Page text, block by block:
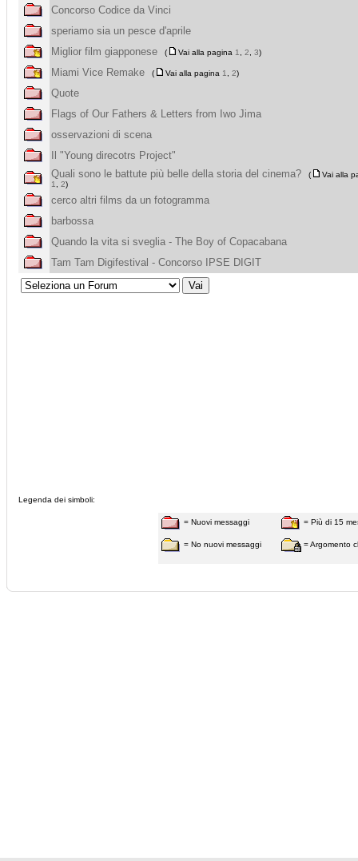
Concorso Codice da Vinci
speriamo sia un pesce d'aprile
Miglior film giapponese
( Vai alla pagina 1 2 3)
Miami Vice Remake ( Vai alla pagina 1 2)
Quote
Flags of Our Fathers & Letters from Iwo Jima
osservazioni di scena
Il "Young direcotrs Project"
Quali sono le battute più belle della storia del cinema?
(
Vai alla
1
2)
cerco altri films da un fotogramma
barbossa
Quando la vita si sveglia - The Boy of Copacabana
Tam Tam Digifestival - Concorso IPSE DIGIT
Legenda dei simboli:
= Nuovi messaggi
= No nuovi messaggi
= Più di 15
= Argomento